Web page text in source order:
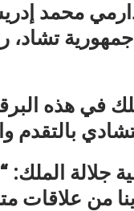
دارمي محمد
جمهورية تشاد،
في هذه
بالتقدم
جلالة الملك:
من علاقات